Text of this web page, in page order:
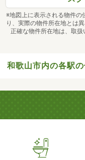
※地図上に表示される物件の
り、実際の物件所在地とは
正確な物件所在地は、取扱
和歌山市内の各駅